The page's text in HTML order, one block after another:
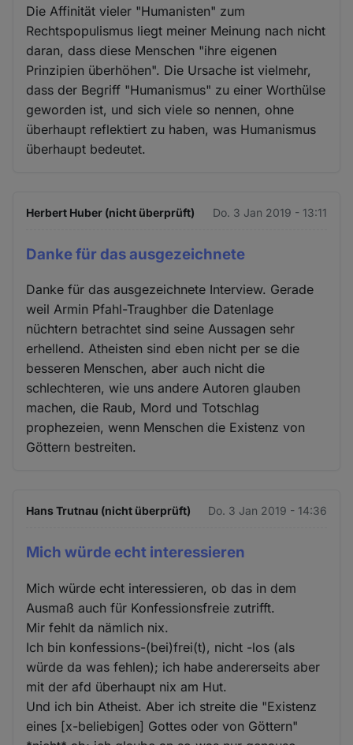
Die Affinität vieler "Humanisten" zum
Rechtspopulismus liegt meiner Meinung nach nicht
daran, dass diese Menschen "ihre eigenen
Prinzipien überhöhen". Die Ursache ist vielmehr,
dass der Begriff "Humanismus" zu einer Worthülse
geworden ist, und sich viele so nennen, ohne
überhaupt reflektiert zu haben, was Humanismus
überhaupt bedeutet.
Herbert Huber (nicht überprüft) Do. 3 Jan 2019 - 13:11
Danke für das ausgezeichnete
Danke für das ausgezeichnete Interview. Gerade
weil Armin Pfahl-Traughber die Datenlage
nüchtern betrachtet sind seine Aussagen sehr
erhellend. Atheisten sind eben nicht per se die
besseren Menschen, aber auch nicht die
schlechteren, wie uns andere Autoren glauben
machen, die Raub, Mord und Totschlag
prophezeien, wenn Menschen die Existenz von
Göttern bestreiten.
Hans Trutnau (nicht überprüft) Do. 3 Jan 2019 - 14:36
Mich würde echt interessieren
Mich würde echt interessieren, ob das in dem
Ausmaß auch für Konfessionsfreie zutrifft.
Mir fehlt da nämlich nix.
Ich bin konfessions-(bei)frei(t), nicht -los (als
würde da was fehlen); ich habe andererseits aber
mit der afd überhaupt nix am Hut.
Und ich bin Atheist. Aber ich streite die "Existenz
eines [x-beliebigen] Gottes oder von Göttern"